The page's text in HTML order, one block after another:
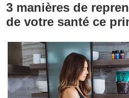
3 manières de
de votre santé ce